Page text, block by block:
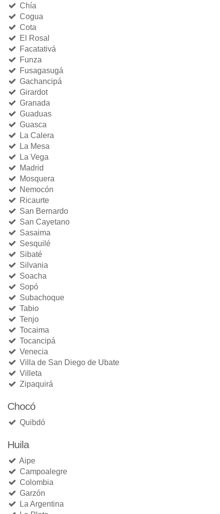
Chía
Cogua
Cota
El Rosal
Facatativá
Funza
Fusagasugá
Gachancipá
Girardot
Granada
Guaduas
Guasca
La Calera
La Mesa
La Vega
Madrid
Mosquera
Nemocón
Ricaurte
San Bernardo
San Cayetano
Sasaima
Sesquilé
Sibaté
Silvania
Soacha
Sopó
Subachoque
Tabio
Tenjo
Tocaima
Tocancipá
Venecia
Villa de San Diego de Ubate
Villeta
Zipaquirá
Chocó
Quibdó
Huila
Aipe
Campoalegre
Colombia
Garzón
La Argentina